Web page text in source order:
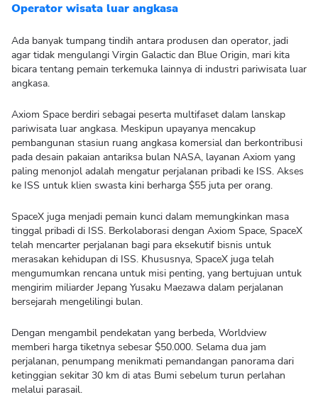
Operator wisata luar angkasa
Ada banyak tumpang tindih antara produsen dan operator, jadi
agar tidak mengulangi Virgin Galactic dan Blue Origin, mari kita
bicara tentang pemain terkemuka lainnya di industri pariwisata luar
angkasa.
Axiom Space berdiri sebagai peserta multifaset dalam lanskap
pariwisata luar angkasa. Meskipun upayanya mencakup
pembangunan stasiun ruang angkasa komersial dan berkontribusi
pada desain pakaian antariksa bulan NASA, layanan Axiom yang
paling menonjol adalah mengatur perjalanan pribadi ke ISS. Akses
ke ISS untuk klien swasta kini berharga $55 juta per orang.
SpaceX juga menjadi pemain kunci dalam memungkinkan masa
tinggal pribadi di ISS. Berkolaborasi dengan Axiom Space, SpaceX
telah mencarter perjalanan bagi para eksekutif bisnis untuk
merasakan kehidupan di ISS. Khususnya, SpaceX juga telah
mengumumkan rencana untuk misi penting, yang bertujuan untuk
mengirim miliarder Jepang Yusaku Maezawa dalam perjalanan
bersejarah mengelilingi bulan.
Dengan mengambil pendekatan yang berbeda, Worldview
memberi harga tiketnya sebesar $50.000. Selama dua jam
perjalanan, penumpang menikmati pemandangan panorama dari
ketinggian sekitar 30 km di atas Bumi sebelum turun perlahan
melalui parasail.